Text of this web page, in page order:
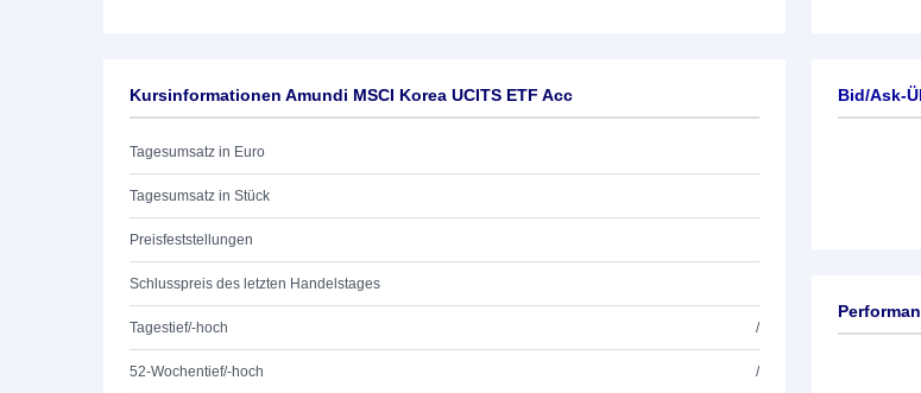
Kursinformationen Amundi MSCI Korea UCITS ETF Acc
Tagesumsatz in Euro
Tagesumsatz in Stück
Preisfeststellungen
Schlusspreis des letzten Handelstages
Tagestief/-hoch /
52-Wochentief/-hoch /
Bid/Ask-